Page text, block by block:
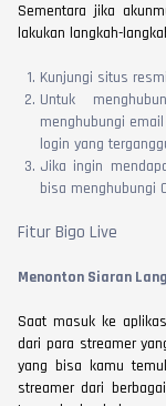
Sementara jika
lakukan langkah-
Kunjungi situs
Untuk
menghubungi email
login yang
Jika ingin
bisa menghubungi
Fitur Bigo Live
Menonton Siaran
Saat masuk ke
dari para streamer
yang bisa kamu
streamer dari